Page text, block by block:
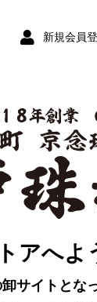
新規会員
アへよ
サイトとな